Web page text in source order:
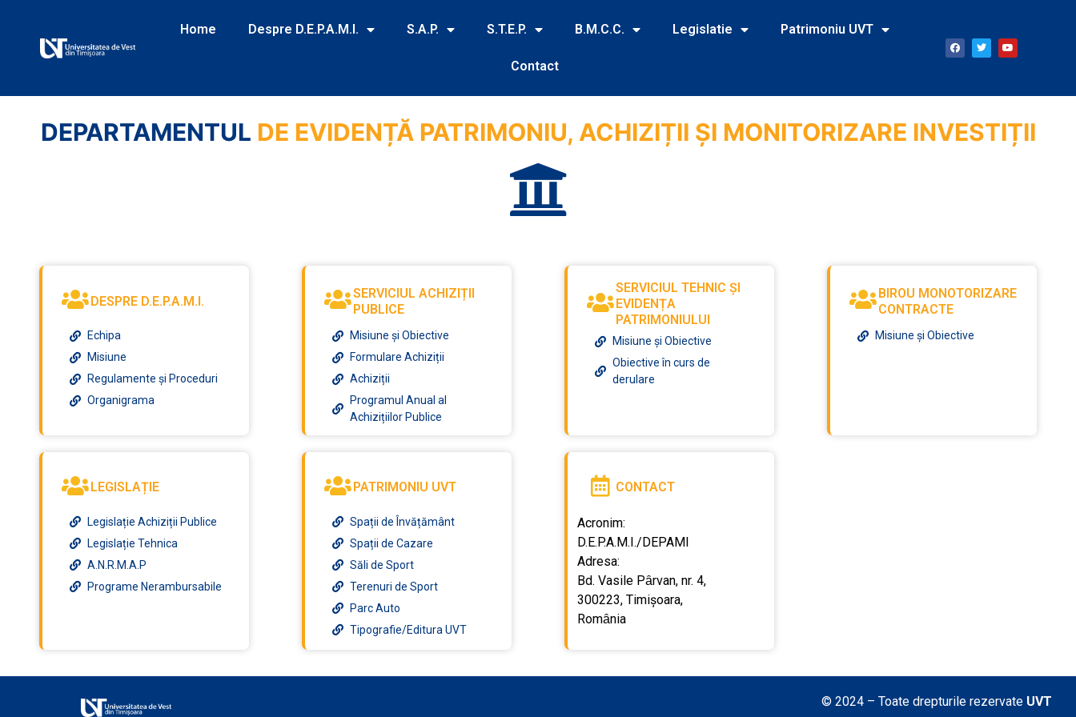
Home Despre D.E.P.A.M.I. S.A.P. S.T.E.P. B.M.C.C. Legislatie Patrimoniu UVT
Contact
DEPARTAMENTUL DE EVIDENȚĂ PATRIMONIU, ACHIZIȚII ȘI MONITORIZARE INVESTIȚII
DESPRE D.E.P.A.M.I.
Echipa
Misiune
Regulamente și Proceduri
Organigrama
SERVICIUL ACHIZIȚII
PUBLICE
Misiune și Obiective
Formulare Achiziții
Achiziții
Programul Anual al
Achizițiilor Publice
SERVICIUL TEHNIC ȘI
EVIDENȚA
PATRIMONIULUI
Misiune și Obiective
Obiective în curs de
derulare
BIROU MONOTORIZARE
CONTRACTE
Misiune și Obiective
LEGISLAȚIE
Legislație Achiziții Publice
Legislație Tehnica
A.N.R.M.A.P
Programe Nerambursabile
PATRIMONIU UVT
Spații de Învățământ
Spații de Cazare
Săli de Sport
Terenuri de Sport
Parc Auto
Tipografie/Editura UVT
CONTACT
Acronim:
D.E.P.A.M.I./DEPAMI
Adresa:
Bd. Vasile Pȃrvan, nr. 4,
300223, Timișoara,
Romȃnia
© 2024 – Toate drepturile rezervate UVT